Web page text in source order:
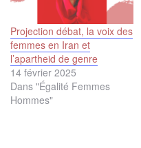
Projection débat, la voix des
femmes en Iran et
l’apartheid de genre
14 février 2025
Dans "Égalité Femmes
Hommes"